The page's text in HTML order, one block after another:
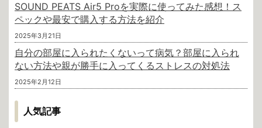
SOUND PEATS Air5 Proを実際に使ってみた感想！ス
ペックや最安で購入する方法を紹介
2025年3月21日
自分の部屋に入られたくないって病気？部屋に入られ
ない方法や親が勝手に入ってくるストレスの対処法
2025年2月12日
人気記事